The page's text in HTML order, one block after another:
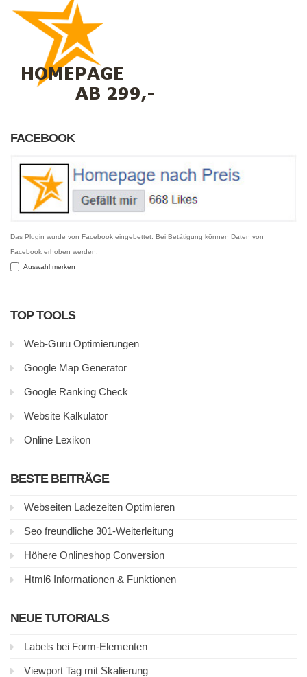
FACEBOOK
Das Plugin wurde von Facebook eingebettet. Bei Betätigung können Daten von
Facebook erhoben werden.
Auswahl merken
TOP TOOLS
Web-Guru Optimierungen
Google Map Generator
Google Ranking Check
Website Kalkulator
Online Lexikon
BESTE BEITRÄGE
Webseiten Ladezeiten Optimieren
Seo freundliche 301-Weiterleitung
Höhere Onlineshop Conversion
Html6 Informationen & Funktionen
NEUE TUTORIALS
Labels bei Form-Elementen
Viewport Tag mit Skalierung